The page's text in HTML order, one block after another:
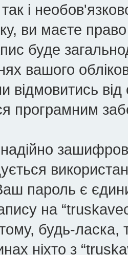
і
ви маєте
буде
вашого
відмовитись
програмним
пароль є
на
будь-ласка,
ніхто з